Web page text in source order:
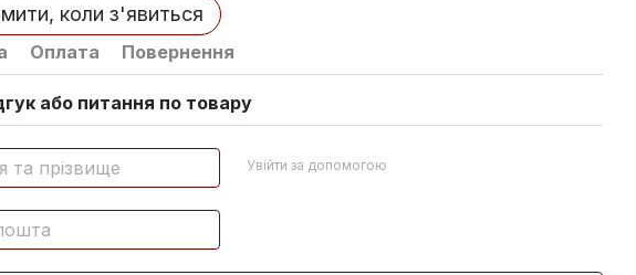
коли з'явиться
Оплата Повернення
або питання по товару
Увійти за допомогою